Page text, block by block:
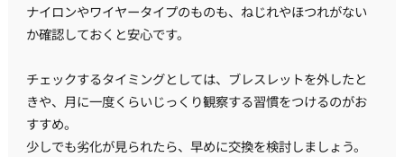
ナイロンやワイヤータイプのものも、ねじれやほつれがない
か確認しておくと安心です。
チェックするタイミングとしては、ブレスレットを外したと
きや、月に一度くらいじっくり観察する習慣をつけるのがお
すすめ。
少しでも劣化が見られたら、早めに交換を検討しましょう。